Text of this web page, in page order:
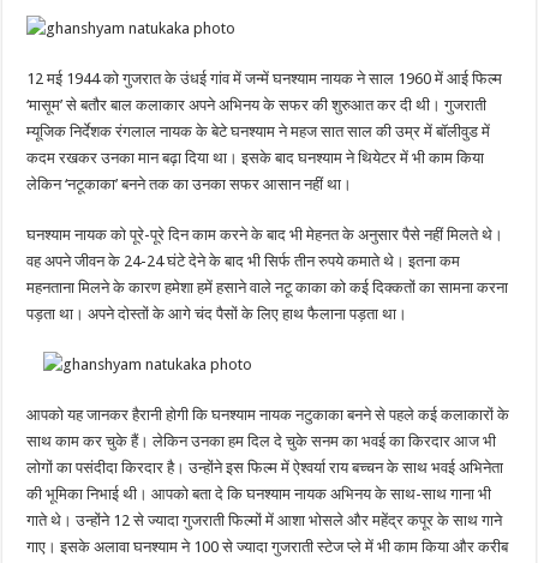
12 मई 1944 को गुजरात के उंधई गांव में जन्में घनश्याम नायक ने साल 1960 में आई फिल्म
‘मासूम’ से बतौर बाल कलाकार अपने अभिनय के सफर की शुरुआत कर दी थी। गुजराती
म्यूजिक निर्देशक रंगलाल नायक के बेटे घनश्याम ने महज सात साल की उम्र में बॉलीवुड में
कदम रखकर उनका मान बढ़ा दिया था। इसके बाद घनश्याम ने थियेटर में भी काम किया
लेकिन ‘नटूकाका’ बनने तक का उनका सफर आसान नहीं था।
घनश्याम नायक को पूरे-पूरे दिन काम करने के बाद भी मेहनत के अनुसार पैसे नहीं मिलते थे।
वह अपने जीवन के 24-24 घंटे देने के बाद भी सिर्फ तीन रुपये कमाते थे। इतना कम
महनताना मिलने के कारण हमेशा हमें हसाने वाले नटू काका को कई दिक्कतों का सामना करना
पड़ता था। अपने दोस्तों के आगे चंद पैसों के लिए हाथ फैलाना पड़ता था।
आपको यह जानकर हैरानी होगी कि घनश्याम नायक नटुकाका बनने से पहले कई कलाकारों के
साथ काम कर चुके हैं। लेकिन उनका हम दिल दे चुके सनम का भवई का किरदार आज भी
लोगों का पसंदीदा किरदार है। उन्होंने इस फिल्म में ऐश्वर्या राय बच्चन के साथ भवई अभिनेता
की भूमिका निभाई थी। आपको बता दे कि घनश्याम नायक अभिनय के साथ-साथ गाना भी
गाते थे। उन्होंने 12 से ज्यादा गुजराती फिल्मों में आशा भोसले और महेंद्र कपूर के साथ गाने
गाए। इसके अलावा घनश्याम ने 100 से ज्यादा गुजराती स्टेज प्ले में भी काम किया और करीब